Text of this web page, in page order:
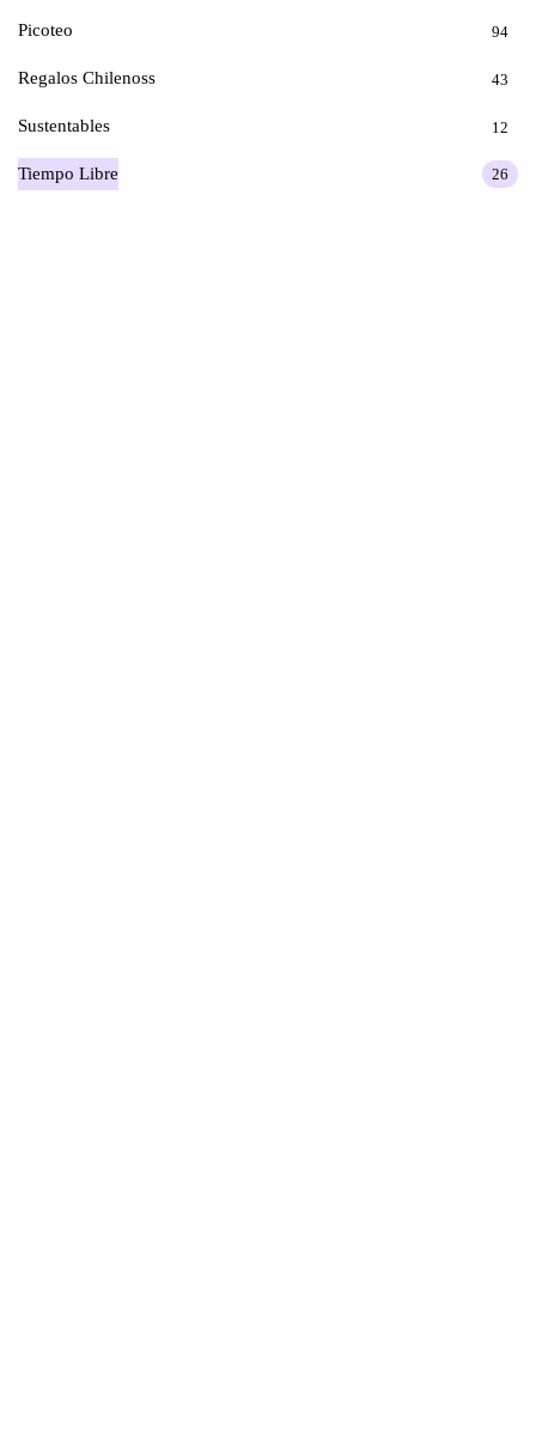
Picoteo 94
Regalos Chilenoss 43
Sustentables 12
Tiempo Libre 26